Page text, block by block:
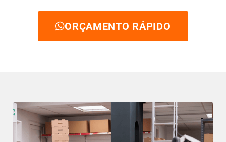
ORÇAMENTO RÁPIDO